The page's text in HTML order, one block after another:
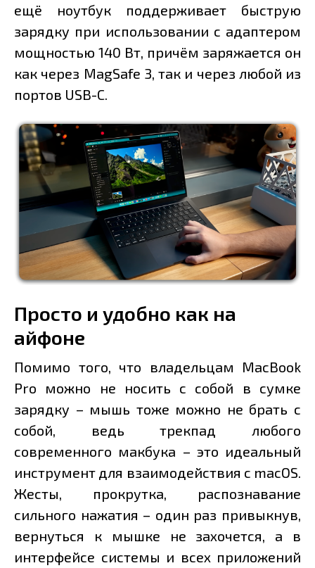
ещё ноутбук поддерживает быструю
зарядку при использовании с адаптером
мощностью 140 Вт, причём заряжается он
как через MagSafe 3, так и через любой из
портов USB-C.
Просто и удобно как на
айфоне
Помимо того, что владельцам MacBook
Pro можно не носить с собой в сумке
зарядку – мышь тоже можно не брать с
собой, ведь трекпад любого
современного макбука – это идеальный
инструмент для взаимодействия с macOS.
Жесты, прокрутка, распознавание
сильного нажатия – один раз привыкнув,
вернуться к мышке не захочется, а в
интерфейсе системы и всех приложений